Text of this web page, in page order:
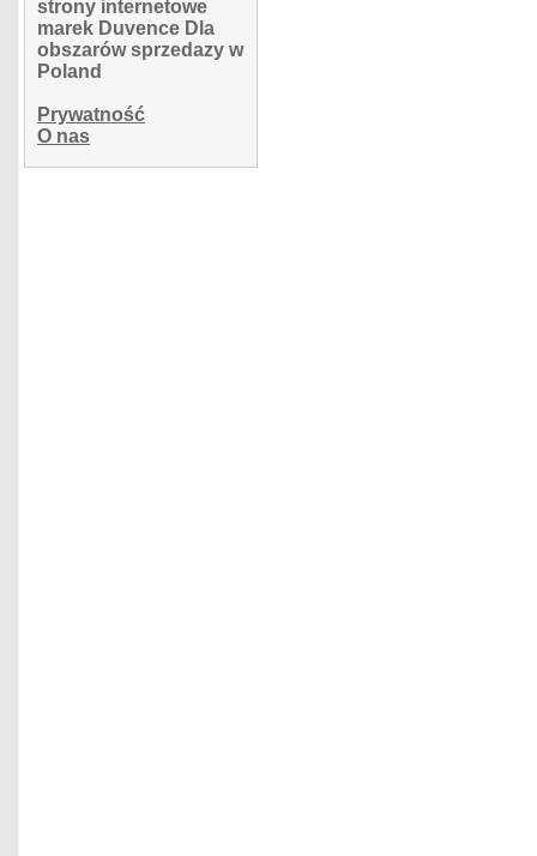
strony internetowe
marek Duvence Dla
obszarów sprzedazy w
Poland
Prywatność
O nas